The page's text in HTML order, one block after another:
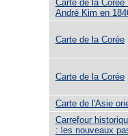
Carte de la
André Kim en
Carte de la Corée
Carte de la Corée
Carte de l'Asie
Carrefour
: les nouveaux